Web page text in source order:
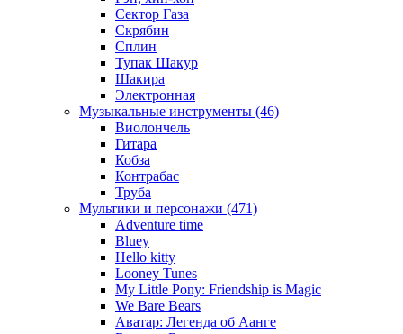
Сектор Газа
Скрябин
Сплин
Тупак Шакур
Шакира
Электронная
Музыкальные инструменты (46)
Виолончель
Гитара
Кобза
Контрабас
Труба
Мультики и персонажи (471)
Adventure time
Bluey
Hello kitty
Looney Tunes
My Little Pony: Friendship is Magic
We Bare Bears
Аватар: Легенда об Аанге